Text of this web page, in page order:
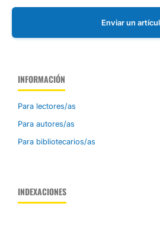
Enviar un
INFORMACIÓN
Para lectores/as
Para autores/as
Para bibliotecarios/as
INDEXACIONES